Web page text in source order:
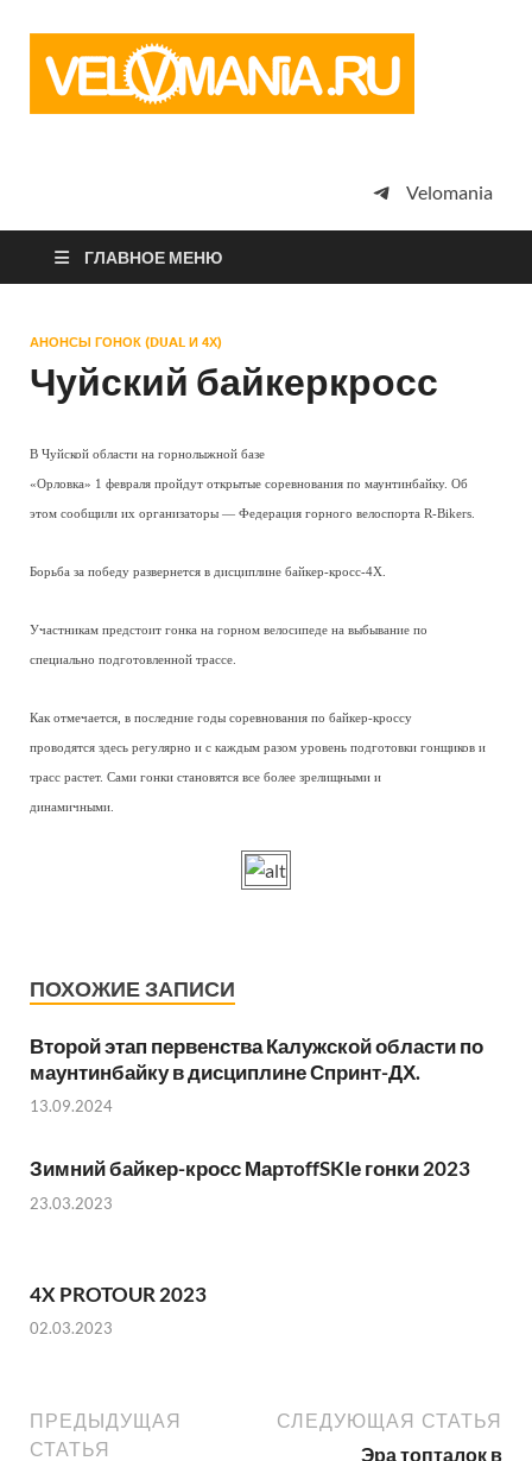
просто
Velomania
ГЛАВНОЕ МЕНЮ
АНОНСЫ ГОНОК (DUAL И 4Х)
Чуйский байкеркросс
В Чуйской области на горнолыжной базе
«Орловка» 1 февраля пройдут открытые соревнования по маунтинбайку. Об
этом сообщили их организаторы — Федерация горного велоспорта R-Bikers.
Борьба за победу развернется в дисциплине байкер-кросс-4Х.
Участникам предстоит гонка на горном велосипеде на выбывание по
специально подготовленной трассе.
Как отмечается, в последние годы соревнования по байкер-кроссу
проводятся здесь регулярно и с каждым разом уровень подготовки гонщиков и
трасс растет. Сами гонки становятся все более зрелищными и
динамичными.
ПОХОЖИЕ ЗАПИСИ
Второй этап первенства Калужской области по
маунтинбайку в дисциплине Спринт-ДХ.
13.09.2024
Зимний байкер-кросс МартoffSKIе гонки 2023
23.03.2023
4X PROTOUR 2023
02.03.2023
ПРЕДЫДУЩАЯ
СТАТЬЯ
СЛЕДУЮЩАЯ СТАТЬЯ
Эра топталок в